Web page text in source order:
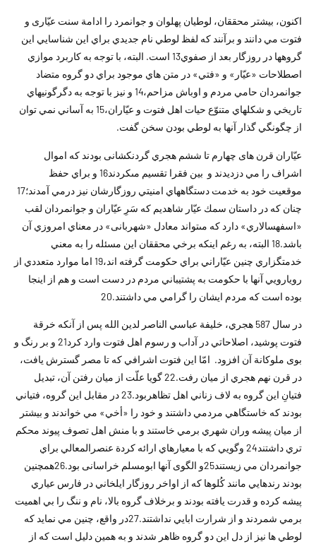
اکنون، بيشتر محققان، لوطيان پهلوان و جوانمرد را ادامة سنت عيّارى و
فتوت مي دانند و برآنند که لفظ لوطي نام جديدي براي اين شناسايي اين
گروهها در روزگار بعد از صفوي13 است. البته، با توجه به کاربرد موازي
اصطلاحات «عيّار» و «فتي» در متن هاي موجود براي دو گروه متضاد
جوانمردان حامي مردم و اوباش مزاحم،14 و نيز با توجه به دگرگونيهاي
تاريخي و شکلهاي متنوّع حيات اهل فتوت و عيّاران،15 به آساني نمي توان
از چگونگي گذار آنها به لوطي بودن سخن گفت.
عيّاران قرن هاى چهارم تا ششم هجري گردن‏كشانى بودند كه اموال
اشراف را مي دزديدند و بين فقرا تقسيم مى‏كردند16 و براي حفظ
موقعيت خود به خدمت دستگاههاي امنيتي روزگارشان نيز درمي آمدند؛17
چنان که در داستان سمك عيّار شاهديم که سَرِ عيّاران و جوانمردان لقب
«اسفهسالاري» دارد كه مى‏تواند معادل «شهربانى» در معناي امروزي آن
باشد.18 البته، به رغم اينکه برخي محققان اين مسئله را به معني
خدمتگزاري چنين عيّاراني براي حکومت گرفته اند،19 اما موارد متعددي از
رويارويي آنها با حکومت به پشتيباني مردم در دست است و هم از اينجا
بوده است که مردم ايشان را گرامي مي داشتند.20
در سال 587 هجري، خليفة عباسي الناصر لدين الله پس از آنکه خرقة
فتوت پوشيد، اصلاحاتي در آداب و رسوم اهل فتوت وارد کرد21 و بر رنگ و
بوى ملوکانة آن افزود. امّا اين فتوت اشرافي که تا مصر گسترش يافت،
در قرن نهم هجري از ميان رفت.22 گويا علّت از ميان رفتن آن، تبديل
فتيانِ اين گروه به لاف زناني اهل تظاهربود.23 در مقابل اين گروه، فتياني
بودند که خاستگاهي مردمي داشتند و خود را «أخي» مي خواندند و بيشتر
از ميان پيشه وران شهري برمي خاستند و با منش اهل تصوف پيوند محکم
تري داشتند24 وگويي که با معيارهاي ارائه کردة عنصرالمعالي براي
جوانمردان مي زيستند25و الگوى آنها ابومسلم خراسانى بود.26همچنين
بودند رندهايي مانند کُلوها که از اواخر روزگار ايلخاني در فارس عياري
پيشه کرده و قدرت يافته بودند و برخلاف گروه بالا، نام و ننگ را بي اهميت
برمي شمردند و از شرارت ابايي نداشتند.27در واقع، چنين مي نمايد که
لوطي ها نيز از دل اين دو گروه ظاهر شدند و به همين دليل است که از